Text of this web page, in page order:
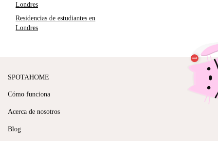
Londres
Residencias de estudiantes en
Londres
SPOTAHOME
Cómo funciona
Acerca de nosotros
Blog